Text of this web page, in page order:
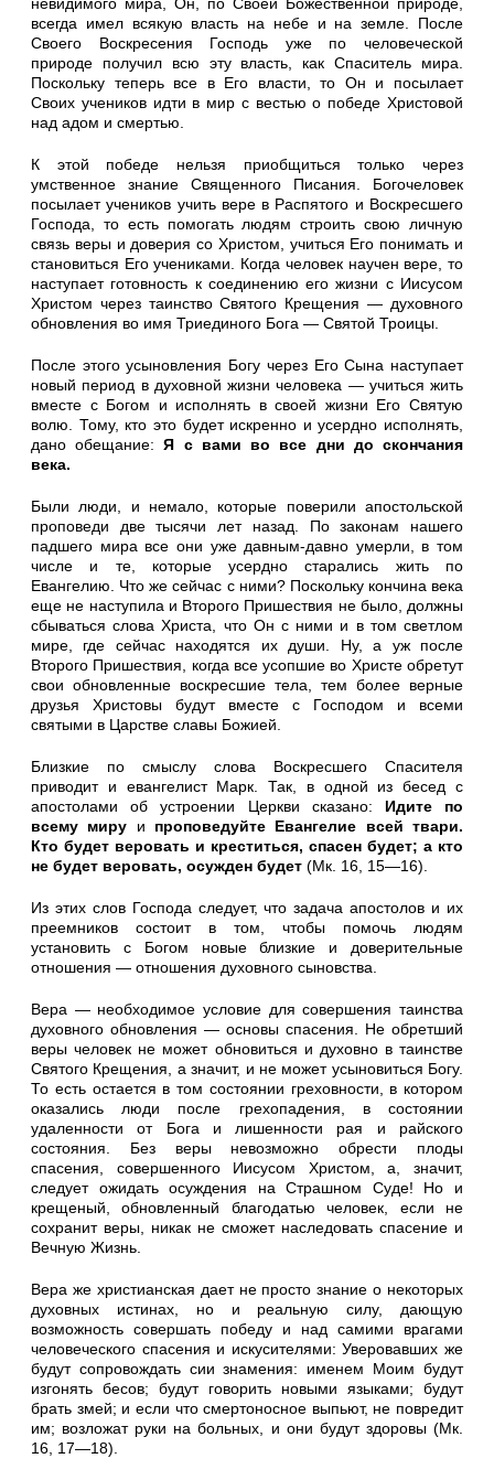
невидимо­го мира, Он, по Своей Божественной природе,
всегда имел вся­кую власть на небе и на земле. После
Своего Воскресения Гос­подь уже по человеческой
природе получил всю эту власть, как Спаситель мира.
Поскольку теперь все в Его власти, то Он и по­сылает
Своих учеников идти в мир с вестью о победе Христовой
над адом и смертью.
К этой победе нельзя приобщиться только через
умственное знание Священного Писания. Богочеловек
посылает учеников учить вере в Распятого и Воскресшего
Господа, то есть помогать людям строить свою личную
связь веры и доверия со Христом, учиться Его понимать и
становиться Его учениками. Когда чело­век научен вере, то
наступает готовность к соединению его жизни с Иисусом
Христом через таинство Святого Крещения — духовно­го
обновления во имя Триединого Бога — Святой Троицы.
После этого усыновления Богу через Его Сына наступает
новый период в духовной жизни человека — учиться жить
вместе с Бо­гом и исполнять в своей жизни Его Святую
волю. Тому, кто это будет искренно и усердно исполнять,
дано обещание:Я с вами во все дни до скончания
века.
Были люди, и немало, которые поверили апостольской
пропо­веди две тысячи лет назад. По законам нашего
падшего мира все они уже давным-давно умерли, в том
числе и те, которые усердно старались жить по
Евангелию. Что же сейчас с ними? Поскольку кончина века
еще не наступила и Второго Пришествия не было, должны
сбываться слова Христа, что Он с ними и в том светлом
мире, где сейчас находятся их души. Ну, а уж после
Второго При­шествия, когда все усопшие во Христе обретут
свои обновленные воскресшие тела, тем более верные
друзья Христовы будут вместе с Господом и всеми
святыми в Царстве славы Божией.
Близкие по смыслу слова Воскресшего Спасителя
приводит и евангелист Марк. Так, в одной из бесед с
апостолами об устроении Церкви сказано: Идите по
всему миру и проповедуйте Еванге­лие всей твари.
Кто будет веровать и креститься, спасен будет; а кто
не будет веровать, осужден будет (Мк. 16, 15—16).
Из этих слов Господа следует, что задача апостолов и их
пре­емников состоит в том, чтобы помочь людям
установить с Богом новые близкие и доверительные
отношения — отношения духов­ного сыновства.
Вера — необходимое условие для совершения таинства
духовно­го обновления — основы спасения. Не обретший
веры человек не может обновиться и духовно в таинстве
Святого Крещения, а зна­чит, и не может усыновиться Богу.
То есть остается в том состоянии греховности, в котором
оказались люди после грехопадения, в состоянии
удаленности от Бога и лишенности рая и райского
состояния. Без веры невозможно обрести плоды
спасения, совер­шенного Иисусом Христом, а, значит,
следует ожидать осуждения на Страшном Суде! Но и
крещеный, обновленный благодатью че­ловек, если не
сохранит веры, никак не сможет наследовать спа­сение и
Вечную Жизнь.
Вера же христианская дает не просто знание о некоторых
ду­ховных истинах, но и реальную силу, дающую
возможность совершать победу и над самими врагами
человеческого спасения и ис­кусителями: Уверовавших же
будут сопровождать сии знаме­ния: именем Моим будут
изгонять бесов; будут говорить новы­ми языками; будут
брать змей; и если что смертоносное вы­пьют, не повредит
им; возложат руки на больных, и они бу­дут здоровы (Мк.
16, 17—18).